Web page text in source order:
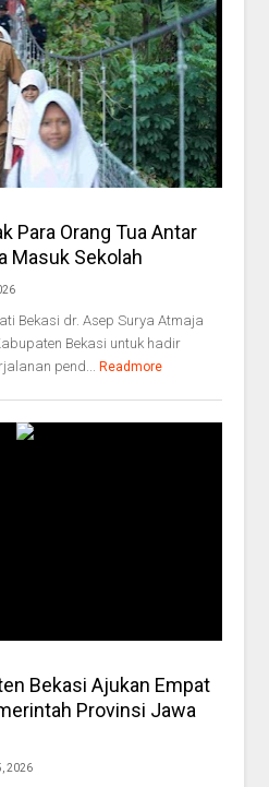
Para Orang Tua Antar
Masuk Sekolah
Bekasi dr. Asep Surya Atmaja
Bekasi untuk hadir
pend... Readmore
Bekasi Ajukan Empat
Provinsi Jawa
2026